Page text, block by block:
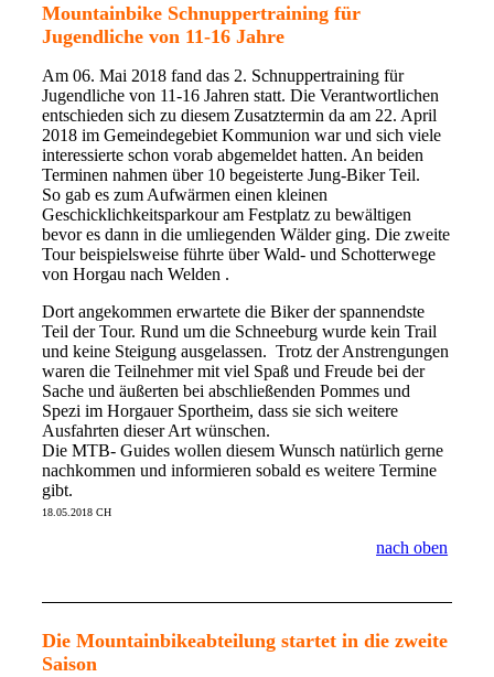
Mountainbike Schnuppertraining für
Jugendliche von 11-16 Jahre
Am 06. Mai 2018 fand das 2. Schnuppertraining für
Jugendliche von 11-16 Jahren statt. Die Verantwortlichen
entschieden sich zu diesem Zusatztermin da am 22. April
2018 im Gemeindegebiet Kommunion war und sich viele
interessierte schon vorab abgemeldet hatten. An beiden
Terminen nahmen über 10 begeisterte Jung-Biker Teil.
So gab es zum Aufwärmen einen kleinen
Geschicklichkeitsparkour am Festplatz zu bewältigen
bevor es dann in die umliegenden Wälder ging. Die zweite
Tour beispielsweise führte über Wald- und Schotterwege
von Horgau nach Welden .
Dort angekommen erwartete die Biker der spannendste
Teil der Tour. Rund um die Schneeburg wurde kein Trail
und keine Steigung ausgelassen. Trotz der Anstrengungen
waren die Teilnehmer mit viel Spaß und Freude bei der
Sache und äußerten bei abschließenden Pommes und
Spezi im Horgauer Sportheim, dass sie sich weitere
Ausfahrten dieser Art wünschen.
Die MTB- Guides wollen diesem Wunsch natürlich gerne
nachkommen und informieren sobald es weitere Termine
gibt.
18.05.2018 CH
nach oben
Die Mountainbikeabteilung startet in die zweite
Saison